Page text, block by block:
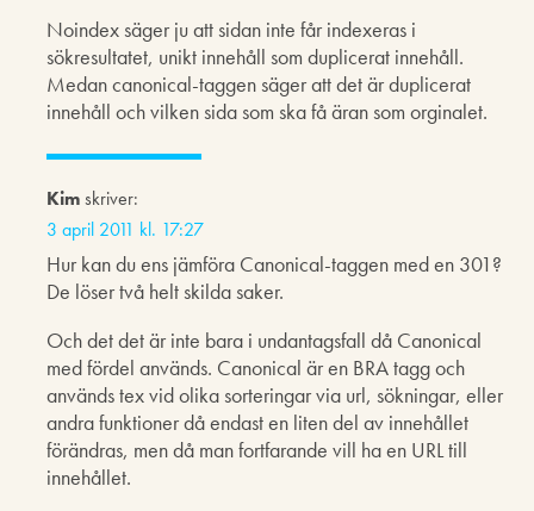
Noindex säger ju att sidan inte får indexeras i
sökresultatet, unikt innehåll som duplicerat innehåll.
Medan canonical-taggen säger att det är duplicerat
innehåll och vilken sida som ska få äran som orginalet.
Kimskriver:
3 april 2011 kl. 17:27
Hur kan du ens jämföra Canonical-taggen med en 301?
De löser två helt skilda saker.
Och det det är inte bara i undantagsfall då Canonical
med fördel används. Canonical är en BRA tagg och
används tex vid olika sorteringar via url, sökningar, eller
andra funktioner då endast en liten del av innehållet
förändras, men då man fortfarande vill ha en URL till
innehållet.